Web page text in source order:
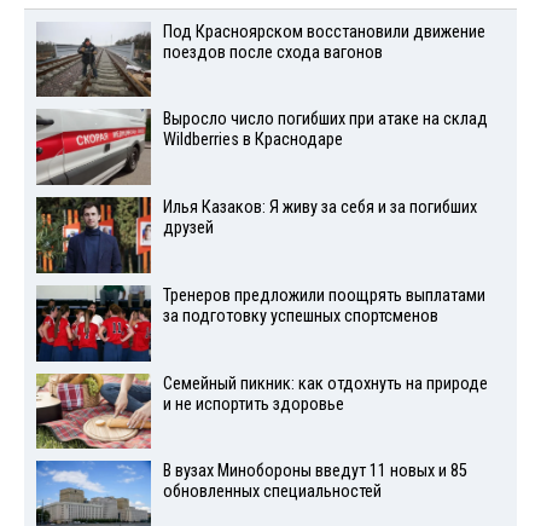
Под Красноярском восстановили движение
поездов после схода вагонов
Выросло число погибших при атаке на склад
Wildberries в Краснодаре
Илья Казаков: Я живу за себя и за погибших
друзей
Тренеров предложили поощрять выплатами
за подготовку успешных спортсменов
Семейный пикник: как отдохнуть на природе
и не испортить здоровье
В вузах Минобороны введут 11 новых и 85
обновленных специальностей